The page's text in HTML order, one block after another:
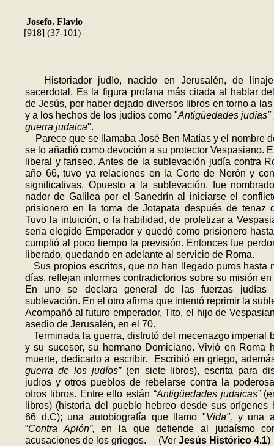
Josefo. Flavio
[918] (37-101)
Historiador judío, nacido en Jerusalén, de
sacerdotal. Es la figura profana más citada al hablar
de Jesús, por haber dejado diversos libros en torno a
y a los hechos de los judíos como "Antigüedades judías"
guerra judaica".
Parece que se llamaba José Ben Ma­tías y el nombre
se lo añadió como devoción a su protector Vespasiano.
liberal y fariseo. Antes de la sublevación judía contra
año 66, tuvo ya relaciones en la Corte de Nerón y
significativas. Opuesto a la sublevación, fue
nador de Galilea por el Sanedrín al ini­ciarse el
pri­sionero en la toma de Jotapata después de te­naz
Tuvo la intuición, o la habilidad, de profetizar a
sería elegido Emperador y quedó como prisionero
cumplió al poco tiempo la previsión. Entonces fue
liberado, quedando en adelante al servicio de Roma.
Sus propios escritos, que no han llegado puros hasta
días, reflejan informes contradic­torios sobre su misión
En uno se declara general de las fuerzas judías
sublevación. En el otro afirma que intentó reprimir la
Acompañó al futuro emperador, Tito, el hijo de
asedio de Jerusalén, en el 70.
Terminada la guerra, disfru­tó del mece­nazgo impe­rial
y su sucesor, su her­mano Do­miciano. Vivió en Roma
muerte, dedicado a escribir. Escribió en griego,
guerra de los judíos”(en siete libros), escrita para
judíos y otros pueblos de rebelarse contra la
otros libros. Entre ello están “Anti­güeda­des judaicas”
libros) (historia del pueblo he­breo desde sus orígenes
66 d.C); una autobio­gra­fía que llamo "Vida", y una
“Contra Apión”, en la que defiende al ju­daísmo
acusaciones de los griegos. (Ver Jesús Histórico 4.1)